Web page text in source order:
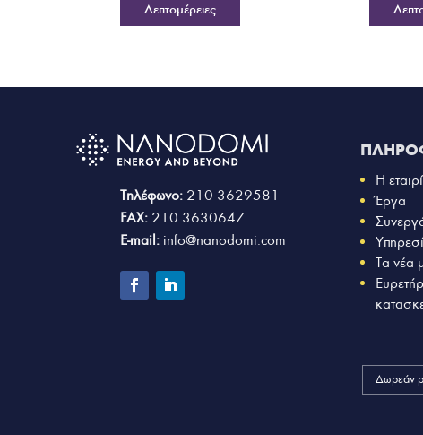
Λεπτομέρειες
Τηλέφωνο: 210 3629581
FAX: 210 3630647
E-mail: info@nanodomi.com
Η
Έργα
Τα νέα
Δωρεάν